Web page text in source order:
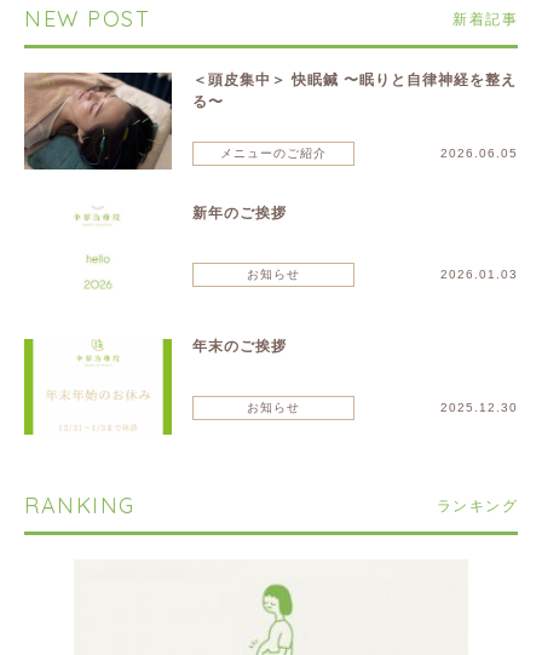
NEW POST 新着記事
＜頭皮集中＞ 快眠鍼 〜眠りと自律神経を整え
る〜
メニューのご紹介 2026.06.05
新年のご挨拶
お知らせ 2026.01.03
年末のご挨拶
お知らせ 2025.12.30
RANKING ランキング